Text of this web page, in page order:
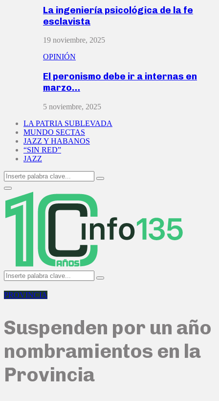
La ingeniería psicológica de la fe
esclavista
19 noviembre, 2025
OPINIÓN
El peronismo debe ir a internas en
marzo…
5 noviembre, 2025
LA PATRIA SUBLEVADA
MUNDO SECTAS
JAZZ Y HABANOS
“SIN RED”
JAZZ
Search
for:
Search
Primary
Menu
Search
for:
Search
PROVINCIA
Suspenden por un año
nombramientos en la
Provincia